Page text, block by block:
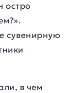
остро
сувенирную
в чем